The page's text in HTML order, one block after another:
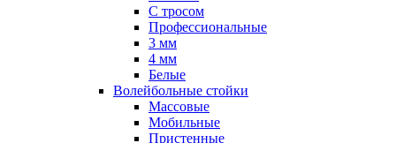
C тросом
Профессиональные
3 мм
4 мм
Белые
Волейбольные стойки
Массовые
Мобильные
Пристенные